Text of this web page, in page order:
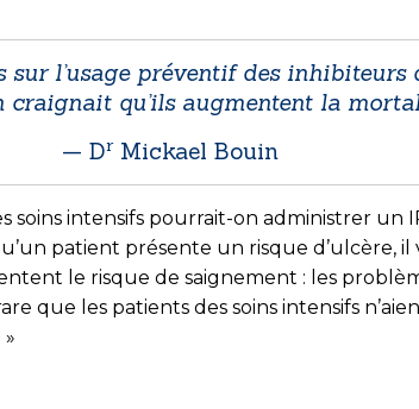
sur l’usage préventif des
craignait qu’ils augmentent la
— DrMickael Bouin
soins intensifs pourrait-on administrer un
patient présente un risque d’ulcère,
le risque de saignement : les
que les patients des soins intensifs